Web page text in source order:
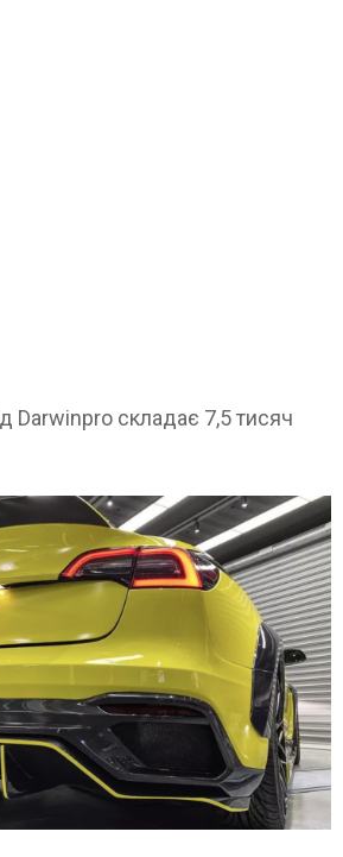
Darwinpro складає 7,5 тисяч